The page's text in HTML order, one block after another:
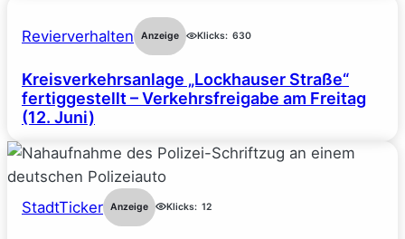
Revierverhalten Anzeige Klicks: 630
Kreisverkehrsanlage „Lockhauser Straße“
fertiggestellt – Verkehrsfreigabe am Freitag
(12. Juni)
StadtTicker Anzeige Klicks: 12